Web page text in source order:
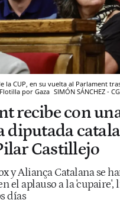
la CUP, en su vuelta al Parlament
por Gaza SIMÓN SÁNCHEZ - CG
recibe con
diputada
Castillejo
y Aliança Catalana se
el aplauso a la 'cupaire',
días